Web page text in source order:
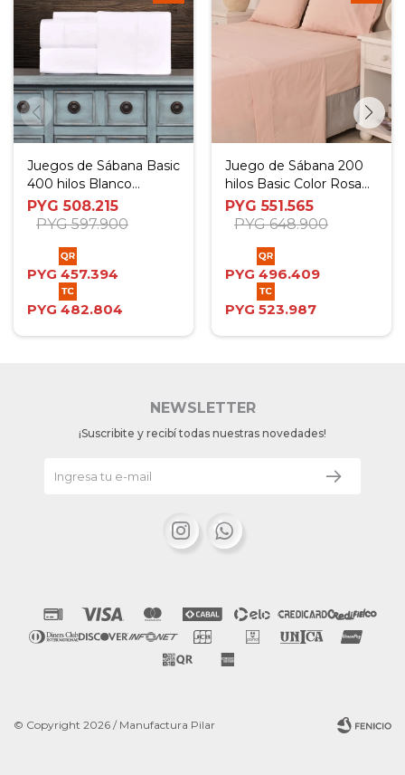
Juegos de Sábana Basic
400 hilos Blanco
(Bordado Blanco) - Twin
PYG 508.215
PYG 597.900
PYG 457.394
PYG 482.804
Juego de Sábana 200
hilos Basic Color Rosa
(Altura del Colchón: 30
cm) - King
PYG 551.565
PYG 648.900
PYG 496.409
PYG 523.987
NEWSLETTER
¡Suscribite y recibí todas nuestras novedades!
 
© Copyright 2026 / Manufactura Pilar